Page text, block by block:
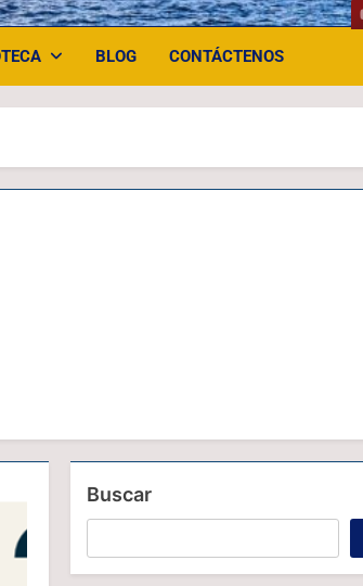
BLOG CONTÁCTENOS
Buscar